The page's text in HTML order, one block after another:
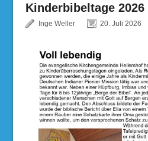
Kinderbibeltage 2026
Inge Weller 20. Juli 2026